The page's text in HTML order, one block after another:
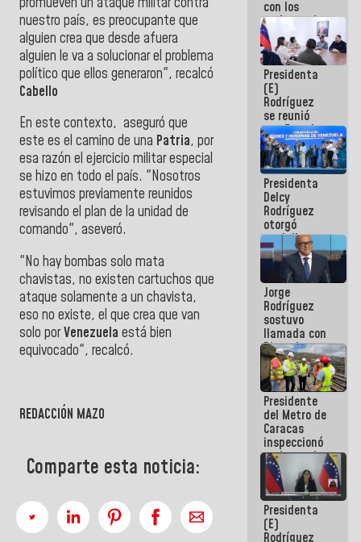
nuestro país, es preocupante que
alguien crea que desde afuera
alguien le va a solucionar el problema
político que ellos generaron", recalcó
Cabello
En este contexto, aseguró que
este es el camino de una Patria, por
esa razón el ejercicio militar especial
se hizo en todo el país. "Nosotros
estuvimos previamente reunidos
revisando el plan de la unidad de
comando", aseveró.
"No hay bombas solo mata
chavistas, no existen cartuchos que
ataque solamente a un chavista,
eso no existe, el que crea que van
solo porVenezuela está bien
equivocado", recalcó.
REDACCIÓN MAZO
Comparte esta noticia:
con los
trabajos de
mantenimiento
e inspección
en la Línea 2
Presidenta
(E)
Rodríguez
se reunió
con Estado
Mayor
Eléctrico
para
abordar
planes de
acción
Presidenta
Delcy
Rodríguez
otorgó
medalla
"Héroe de
Venezuela"
a servidores
públicos
Jorge
Rodríguez
sostuvo
llamada con
Dinorah
Figuera y
acuerdan
primer
encuentro
presencial
para el
diálogo
Presidente
del Metro de
Caracas
inspeccionó
trabajos de
rehabilitación
y
modernización
de la vía
férrea
Presidenta
(E)
Rodríguez